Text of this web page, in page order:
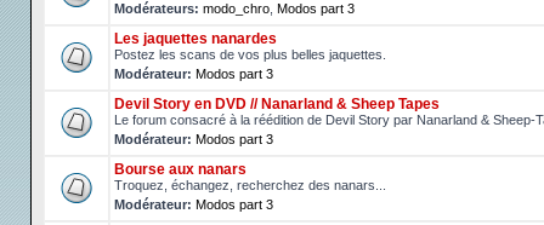
Modérateurs: modo_chro Modos part 3
Les jaquettes nanardes
Postez les scans de vos plus belles jaquettes.
Modérateur: Modos part 3
Devil Story en DVD // Nanarland & Sheep Tapes
Le forum consacré à la réédition de Devil Story par Nanarland & Sheep-
Modérateur: Modos part 3
Bourse aux nanars
Troquez, échangez, recherchez des nanars...
Modérateur: Modos part 3